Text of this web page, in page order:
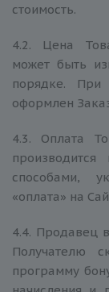
стоимость.
4.2. Цена
может быть
порядке.
оформлен
4.3. Оплата
способами,
«оплата» на
4.4. Продавец
Получателю
программу